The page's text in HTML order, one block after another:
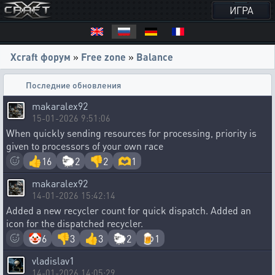
ИГРА
Xcraft форум » Free zone » Balance
Последние обновления
makaralex92
15-01-2026 9:51:06
When quickly sending resources for processing, priority is
given to processors of your own race
👍16 🐑2 👎2 🫶1
makaralex92
14-01-2026 15:42:14
Added a new recycler count for quick dispatch. Added an
icon for the dispatched recycler.
🤡6 👎3 👍3 🐑2 🍺1
vladislav1
14-01-2026 14:05:29